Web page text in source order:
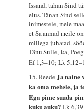
Issand, tahan Sind
elus. Tänan Sind
inimestele, meie
et Sa annad meile
millega juhatad,
Tänu Sulle, Isa,
Ef 1,3–10; Lk
15. ReedeJa naine
ka oma mehele, ja
Ega pime suuda
kuku auku?Lk 6,39